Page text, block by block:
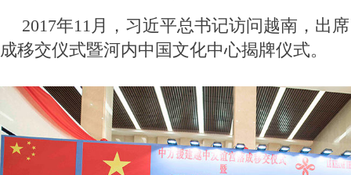
2017年11月，习近平总书记访问越南，出
成移交仪式暨河内中国文化中心揭牌仪式。